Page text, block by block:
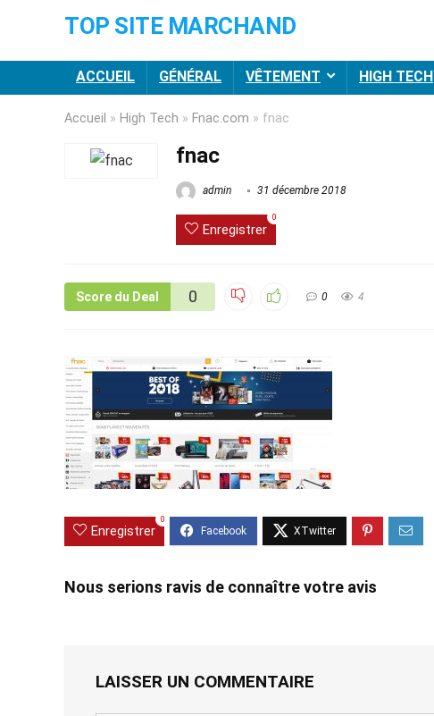
TOP SITE MARCHAND
ACCUEIL GÉNÉRAL VÊTEMENT HIGH TECH
Accueil » High Tech » Fnac.com » fnac
fnac
admin 31 décembre 2018
Enregistrer
0
Score du Deal 0 0 4
Enregistrer
0
Nous serions ravis de connaître votre avis
LAISSER UN COMMENTAIRE